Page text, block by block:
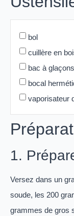
bol
cuillère en
bac à
bocal
vaporisateur
1.
Versez dans un
soude, les 200
grammes de gros